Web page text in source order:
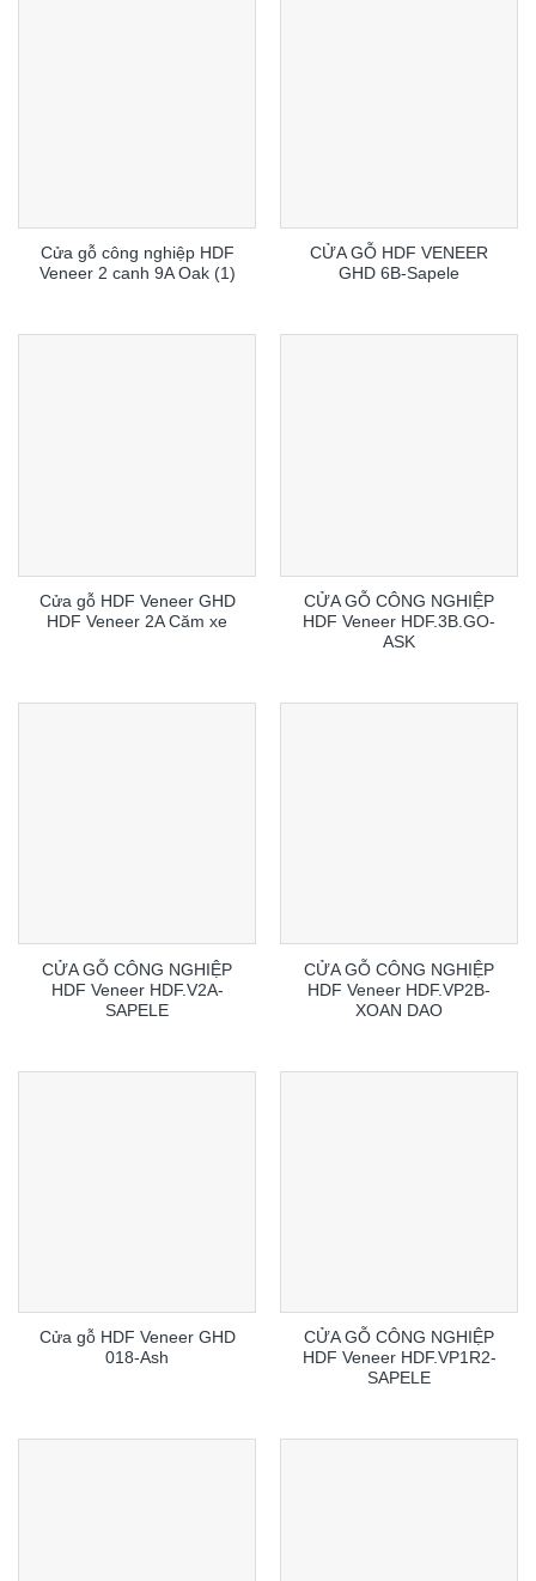
Cửa gỗ công nghiệp HDF
Veneer 2 canh 9A Oak (1)
CỬA GỖ HDF VENEER
GHD 6B-Sapele
Cửa gỗ HDF Veneer GHD
HDF Veneer 2A Căm xe
CỬA GỖ CÔNG NGHIỆP
HDF Veneer HDF.3B.GO-
ASK
CỬA GỖ CÔNG NGHIỆP
HDF Veneer HDF.V2A-
SAPELE
CỬA GỖ CÔNG NGHIỆP
HDF Veneer HDF.VP2B-
XOAN DAO
Cửa gỗ HDF Veneer GHD
018-Ash
CỬA GỖ CÔNG NGHIỆP
HDF Veneer HDF.VP1R2-
SAPELE